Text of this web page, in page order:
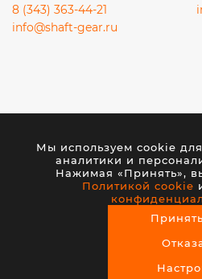
Мы используем cookie
аналитики и
Нажимая «Принять»,
Политикой cookie
8 (343) 363-44-21
info@shaft-gear.ru
каких условиях не является
определяемой положениями
© 2026 ООО «ШАФТ».